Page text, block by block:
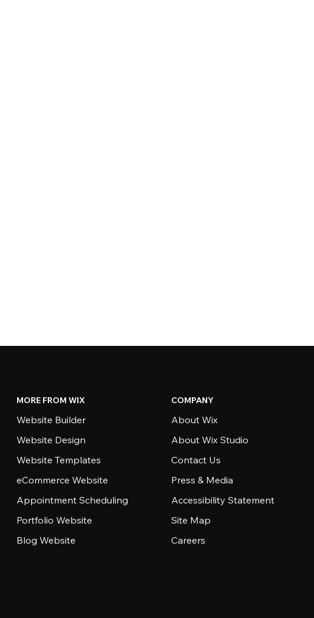
MORE FROM WIX
Website Builder
Website Design
Website Templates
eCommerce Website
Appointment Scheduling
Portfolio Website
Blog Website
COMPANY
About Wix
About Wix Studio
Contact Us
Press & Media
Accessibility Statement
Site Map
Careers